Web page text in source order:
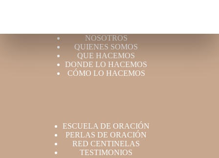
NOSOTROS
QUIENES SOMOS
QUE HACEMOS
DONDE LO HACEMOS
CÓMO LO HACEMOS
ESCUELA DE ORACIÓN
PERLAS DE ORACIÓN
RED CENTINELAS
TESTIMONIOS